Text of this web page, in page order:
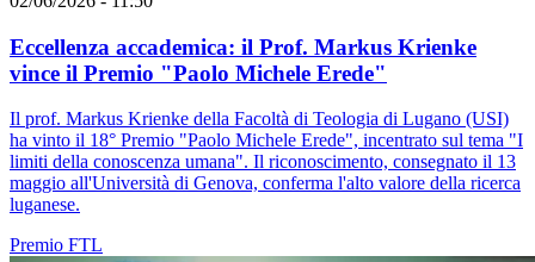
Eccellenza accademica: il Prof. Markus Krienke
vince il Premio "Paolo Michele Erede"
Il prof. Markus Krienke della Facoltà di Teologia di Lugano (USI)
ha vinto il 18° Premio "Paolo Michele Erede", incentrato sul tema "I
limiti della conoscenza umana". Il riconoscimento, consegnato il 13
maggio all'Università di Genova, conferma l'alto valore della ricerca
luganese.
Premio FTL